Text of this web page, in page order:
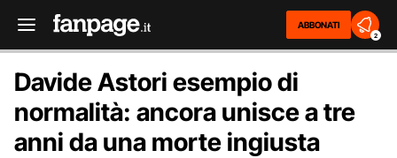
ABBONATI
2
Davide Astori esempio di
normalità: ancora unisce a tre
anni da una morte ingiusta